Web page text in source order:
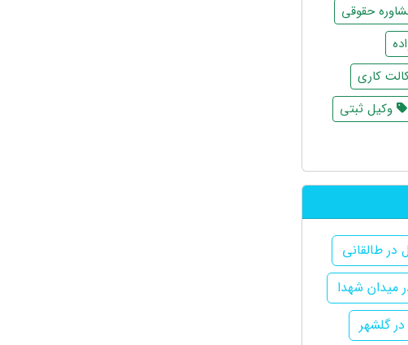
حقوقی
کاری
وکیل ثبتی
در طالقانی
میدان شهدا
گلشهر